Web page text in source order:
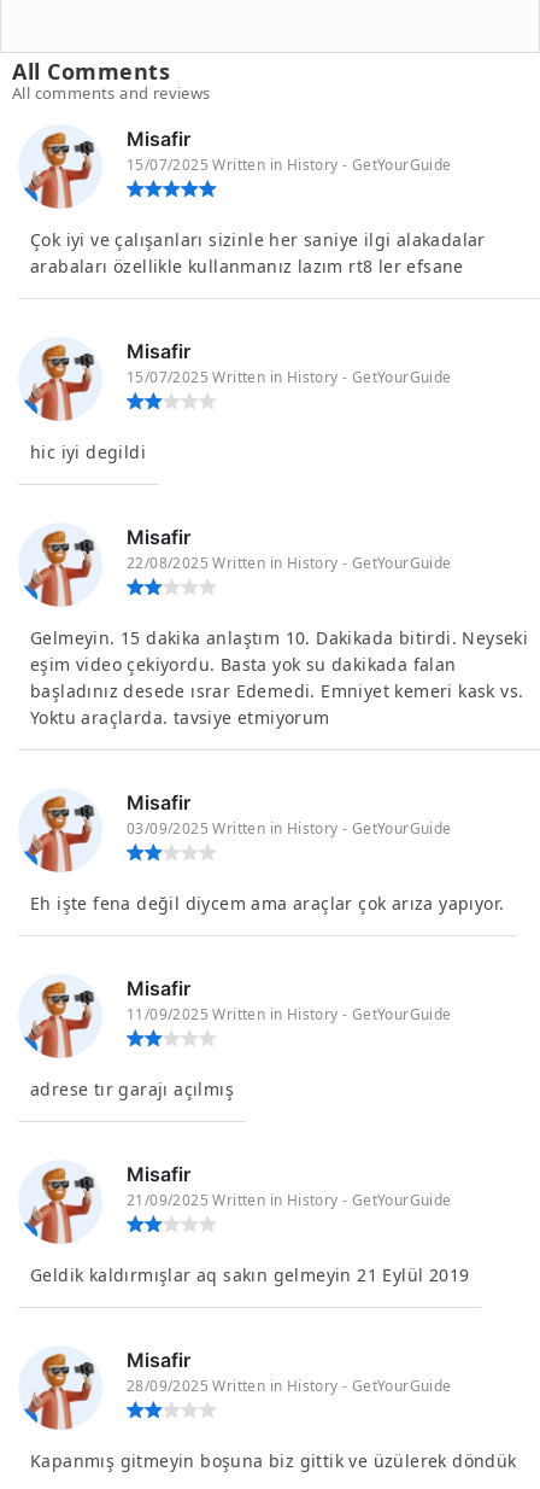
All Comments
All comments and reviews
Misafir
15/07/2025 Written in History - GetYourGuide
Çok iyi ve çalışanları sizinle her saniye ilgi alakadalar
arabaları özellikle kullanmanız lazım rt8 ler efsane
Misafir
15/07/2025 Written in History - GetYourGuide
hic iyi degildi
Misafir
22/08/2025 Written in History - GetYourGuide
Gelmeyin. 15 dakika anlaştım 10. Dakikada bitirdi. Neyseki
eşim video çekiyordu. Basta yok su dakikada falan
başladınız desede ısrar Edemedi. Emniyet kemeri kask vs.
Yoktu araçlarda. tavsiye etmiyorum
Misafir
03/09/2025 Written in History - GetYourGuide
Eh işte fena değil diycem ama araçlar çok arıza yapıyor.
Misafir
11/09/2025 Written in History - GetYourGuide
adrese tır garajı açılmış
Misafir
21/09/2025 Written in History - GetYourGuide
Geldik kaldırmışlar aq sakın gelmeyin 21 Eylül 2019
Misafir
28/09/2025 Written in History - GetYourGuide
Kapanmış gitmeyin boşuna biz gittik ve üzülerek döndük